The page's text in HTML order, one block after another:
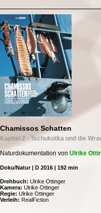
Chamissos Schatten
Kapitel 2 - Tschukotka und die
Naturdokumentation von Ulrike
Doku/Natur | D 2016 | 192 min
Drehbuch: Ulrike Ottinger
Kamera: Ulrike Ottinger
Regie: Ulrike Ottinger
Verleih: RealFiction